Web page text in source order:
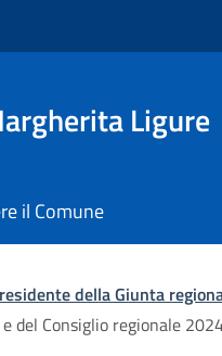
Ligure
il Comune
della Giunta
del Consiglio regionale